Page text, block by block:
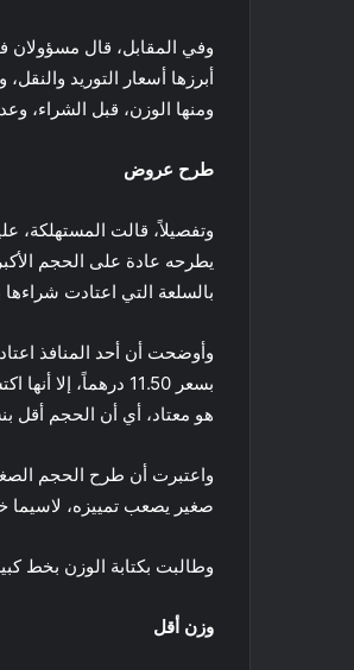
وفي المقابل، قال مسؤولان
أبرزها أسعار التوريد
ومنها الوزن، قبل الشراء،
طرح عروض
وتفصيلاً، قالت
بالسلعة التي اعتادت
هو معتاد، أي أن الحجم أقل بنسبة 40% مما
واعتبرت أن طرح الحجم
صغير يصعب تمييزه، لاسيما
وطالبت بكتابة الوزن بخط
وزن أقل